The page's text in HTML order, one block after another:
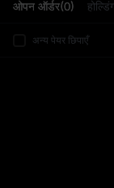
ओपन ऑर्डर(0)
अन्य पेयर छिपाएँ